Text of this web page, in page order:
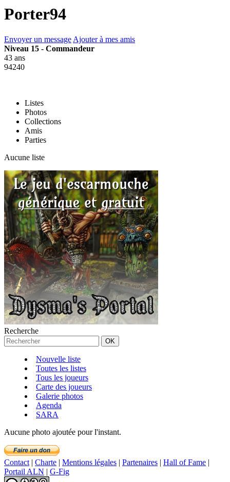
Porter94
Envoyer un message Ajouter à mes amis
Niveau 15 - Commandeur
43 ans
94240
Listes
Photos
Collections
Amis
Parties
Aucune liste
Recherche
Nouvelle liste
Toutes les listes
Tous les joueurs
Carte des joueurs
Galerie photos
Agenda
SARA
Aucune photo ajoutée pour l'instant.
Contact | Charte | Mentions légales | Partenaires | Hall of Fame |
Portail ALN | G-Fig